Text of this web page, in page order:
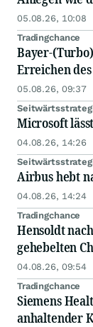
05.08.26, 10:08
Tradingchance
Bayer-
Erreichen
05.08.26, 09:37
Microsoft
04.08.26, 14:26
Airbus hebt
04.08.26, 14:24
Tradingchance
Hensoldt
gehebelten
04.08.26, 09:54
Tradingchance
Siemens
anhaltender